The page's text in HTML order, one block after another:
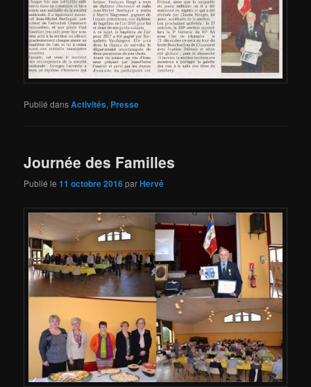
Publié dansActivités, Presse
Journée des Familles
Publié le11 octobre 2016parHervé